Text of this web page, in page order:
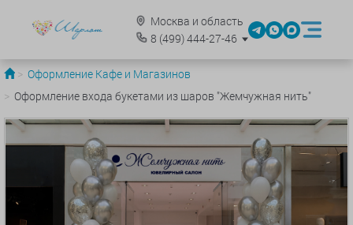
Москва и область
8 (499)444-27-46
Оформление Кафе и Магазинов
Оформление входа букетами из шаров "Жемчужная нить"